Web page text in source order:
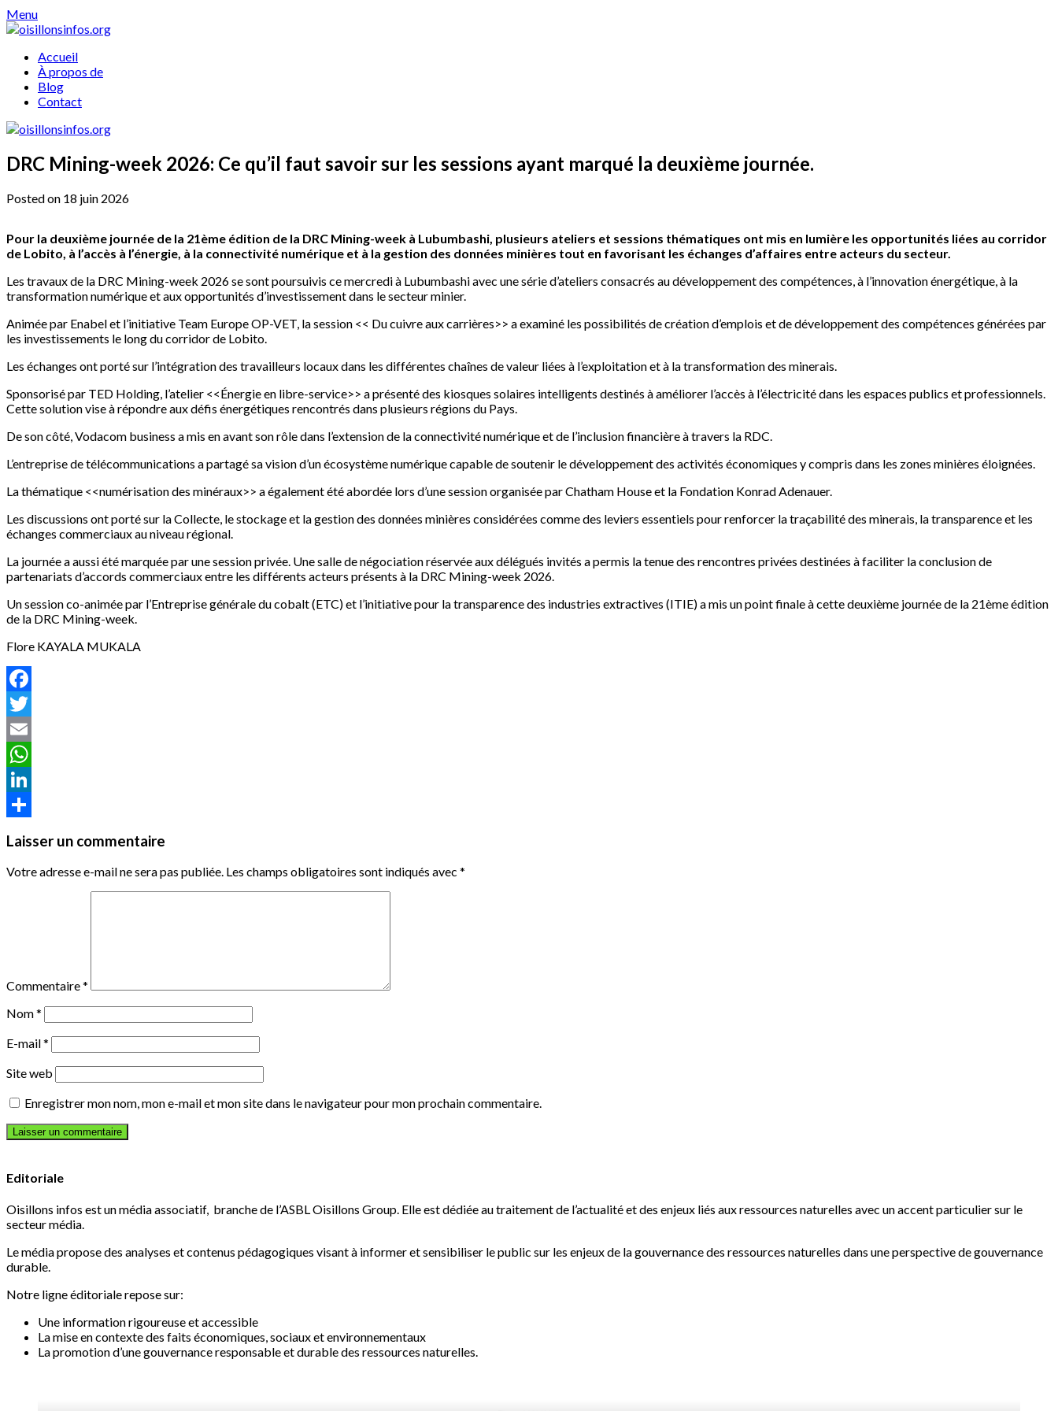
Skip
to
Menu
Accueil
À propos de
Blog
Contact
DRC Mining-week 2026: Ce qu’il faut savoir sur les sessions ayant marqué la deuxième journée.
Posted on 18 juin 2026
Pour la deuxième journée de la 21ème édition de la DRC Mining-week à Lubumbashi, plusieurs ateliers et sessions thématiques ont mis en lumière les opportunités liées au corridor
de Lobito, à l’accès à l’énergie, à la connectivité numérique et à la gestion des données minières tout en favorisant les échanges d’affaires entre acteurs du secteur.
Les travaux de la DRC Mining-week 2026 se sont poursuivis ce mercredi à Lubumbashi avec une série d’ateliers consacrés au développement des compétences, à l’innovation énergétique, à la
transformation numérique et aux opportunités d’investissement dans le secteur minier.
Animée par Enabel et l’initiative Team Europe OP-VET, la session << Du cuivre aux carrières>> a examiné les possibilités de création d’emplois et de développement des compétences générées par
les investissements le long du corridor de Lobito.
Les échanges ont porté sur l’intégration des travailleurs locaux dans les différentes chaînes de valeur liées à l’exploitation et à la transformation des minerais.
Sponsorisé par TED Holding, l’atelier <<Énergie en libre-service>> a présenté des kiosques solaires intelligents destinés à améliorer l’accès à l’électricité dans les espaces publics et professionnels.
Cette solution vise à répondre aux défis énergétiques rencontrés dans plusieurs régions du Pays.
De son côté, Vodacom business a mis en avant son rôle dans l’extension de la connectivité numérique et de l’inclusion financière à travers la RDC.
L’entreprise de télécommunications a partagé sa vision d’un écosystème numérique capable de soutenir le développement des activités économiques y compris dans les zones minières éloignées.
La thématique <<numérisation des minéraux>> a également été abordée lors d’une session organisée par Chatham House et la Fondation Konrad Adenauer.
Les discussions ont porté sur la Collecte, le stockage et la gestion des données minières considérées comme des leviers essentiels pour renforcer la traçabilité des minerais, la transparence et les
échanges commerciaux au niveau régional.
La journée a aussi été marquée par une session privée. Une salle de négociation réservée aux délégués invités a permis la tenue des rencontres privées destinées à faciliter la conclusion de
partenariats d’accords commerciaux entre les différents acteurs présents à la DRC Mining-week 2026.
Un session co-animée par l’Entreprise générale du cobalt (ETC) et l’initiative pour la transparence des industries extractives (ITIE) a mis un point finale à cette deuxième journée de la 21ème édition
de la DRC Mining-week.
Flore KAYALA MUKALA
Facebook
Twitter
Email
WhatsApp
LinkedIn
Laisser un commentaire
Votre adresse e-mail ne sera pas publiée. Les champs obligatoires sont indiqués avec *
Commentaire*
Nom*
E-mail*
Site web
Enregistrer mon nom, mon e-mail et mon site dans le navigateur pour mon prochain commentaire.
Editoriale
Oisillons infos est un média associatif, branche de l’ASBL Oisillons Group. Elle est dédiée au traitement de l’actualité et des enjeux liés aux ressources naturelles avec un accent particulier sur le
secteur média.
Le média propose des analyses et contenus pédagogiques visant à informer et sensibiliser le public sur les enjeux de la gouvernance des ressources naturelles dans une perspective de gouvernance
durable.
Notre ligne éditoriale repose sur:
Une information rigoureuse et accessible
La mise en contexte des faits économiques, sociaux et environnementaux
La promotion d’une gouvernance responsable et durable des ressources naturelles.